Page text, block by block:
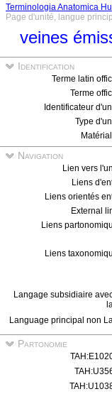
Terminologia Anatomica
Page d'unité, langue
veines
Identification
Terme latin
Terme
Identificateur
Type
Navigation
Lien vers
Liens
Liens orientés
External
Liens
Liens
Langage subsidiaire
Language principal non
Partonomie